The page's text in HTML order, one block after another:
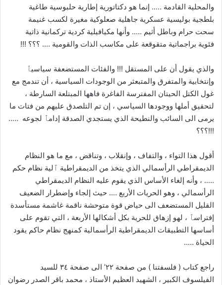
والمحلية القادمة ….. إنما هو دكتاتورية إطارية حلبوسية طاغية
بلطجية بوليسية عسكرية جاهلية صعلوكية مغيرة لكسب غنيمة
سحت حرام وباطل أثيم ….. وأنها مكيافيلية كردية تركمانية ذاتية
فئوية براجماتية متقوقعة على مكاسب الذات والقومية …. ؟؟؟ !!!
والذي يقول أن على المستقل !!! والفئات المستضعفة سياسيٱ
وإنتخابية والمتفرق والمتبعثر من الوجودات السياسية ، أن تندمج مع
غول الكتل الحيتان المفترسة الفاغرة فاهها المبتلعة السارطة ،
لتحقيق أملها ووجودها السياسي ، إن تم التلصدق عليهم من فتات ما
يرمى الى السائب والنطيحة الذي يستجدي الصدقة إدامٱ لجوعه …..
!!!؟؟؟
أقول هذا التواء ، والتفاف ، وإنقلاب ، وتناقض ، مع ما هو النظام
الديمقراطي الرأسمالي الذي يتخذ من الديمقراطية ٱلية نظام حكم
….. ، وأنه إلغاء الأساس الذي يقوم عليه النظام الديمقراطي
الرأسمالي ، وهو الحريات الأربع …. حيث إلجاء وإضطرار الضعيف
القليل المستضعف الى حياض قوة متوحشة ناقمة غاشمة مستأسدة
إفتراسٱ ، لهو إزهاق للحرية بكل أشكالها الأربعة ، التي تقوم على
أساسها التطبيقات الديمقراطية الرأسمالية كمنهج نظام حاكم يقود
الحياة …..
راجع كتاب ( فلسفتنا ) من صفحة ٢٢’ الى صفحة ٣٤ للسيد
الفيلسوف الكبير ، الشهيد العظيم الأستاذ ، محمد باقر الصدر رضوان